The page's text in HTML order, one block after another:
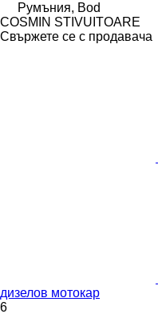
Румъния, Bod
COSMIN STIVUITOARE
Свържете се с продавача
дизелов мотокар
6